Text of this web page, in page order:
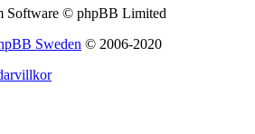
Software © phpBB Limited
Sweden © 2006-2020